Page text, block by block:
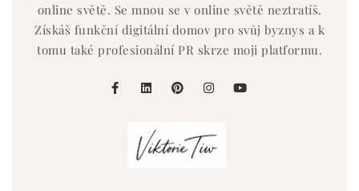
online světě. Se mnou se v online světě neztratíš.
Získáš funkční digitální domov pro svůj byznys a k
tomu také profesionální PR skrze moji platformu.